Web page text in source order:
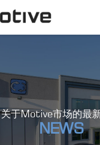
关于Motive市场的最
NEWS